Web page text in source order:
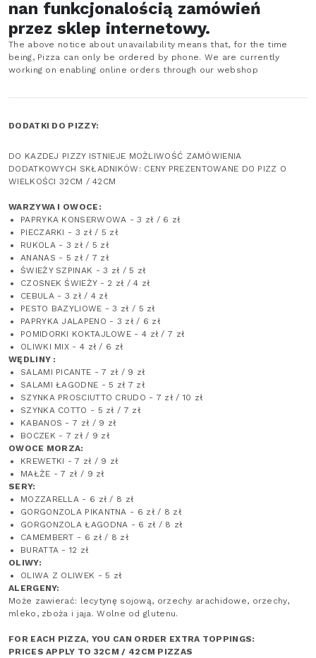
nan funkcjonalością zamówień
przez sklep internetowy.
The above notice about unavailability means that, for the time
being, Pizza can only be ordered by phone. We are currently
working on enabling online orders through our webshop
DODATKI DO PIZZY:
DO KAZDEJ PIZZY ISTNIEJE MOŻLIWOŚĆ ZAMÓWIENIA
DODATKOWYCH SKŁADNIKÓW: CENY PREZENTOWANE DO PIZZ O
WIELKOŚCI 32CM / 42CM
WARZYWA I OWOCE:
PAPRYKA KONSERWOWA - 3 zł / 6 zł
PIECZARKI - 3 zł / 5 zł
RUKOLA - 3 zł / 5 zł
ANANAS - 5 zł / 7 zł
ŚWIEŻY SZPINAK - 3 zł / 5 zł
CZOSNEK ŚWIEŻY - 2 zł / 4 zł
CEBULA - 3 zł / 4 zł
PESTO BAZYLIOWE - 3 zł / 5 zł
PAPRYKA JALAPENO - 3 zł / 6 zł
POMIDORKI KOKTAJLOWE - 4 zł / 7 zł
OLIWKI MIX - 4 zł / 6 zł
WĘDLINY :
SALAMI PICANTE - 7 zł / 9 zł
SALAMI ŁAGODNE - 5 zł 7 zł
SZYNKA PROSCIUTTO CRUDO - 7 zł / 10 zł
SZYNKA COTTO - 5 zł / 7 zł
KABANOS - 7 zł / 9 zł
BOCZEK - 7 zł / 9 zł
OWOCE MORZA:
KREWETKI - 7 zł / 9 zł
MAŁŻE - 7 zł / 9 zł
SERY:
MOZZARELLA - 6 zł / 8 zł
GORGONZOLA PIKANTNA - 6 zł / 8 zł
GORGONZOLA ŁAGODNA - 6 zł / 8 zł
CAMEMBERT - 6 zł / 8 zł
BURATTA - 12 zł
OLIWY:
OLIWA Z OLIWEK - 5 zł
ALERGENY:
Może zawierać: lecytynę sojową, orzechy arachidowe, orzechy,
mleko, zboża i jaja. Wolne od glutenu.
FOR EACH PIZZA, YOU CAN ORDER EXTRA TOPPINGS:
PRICES APPLY TO 32CM / 42CM PIZZAS